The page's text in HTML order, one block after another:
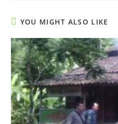
YOU MIGHT ALSO LIKE